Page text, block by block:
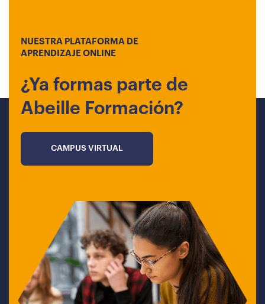
NUESTRA PLATAFORMA DE
APRENDIZAJE ONLINE
¿Ya formas parte de
Abeille Formación?
CAMPUS VIRTUAL